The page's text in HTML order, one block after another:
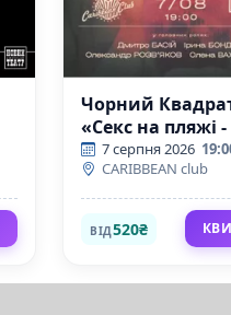
Чорний
«Секс на пляжі
тільки
7 серпня 2026
CARIBBEAN club
ВІД520₴